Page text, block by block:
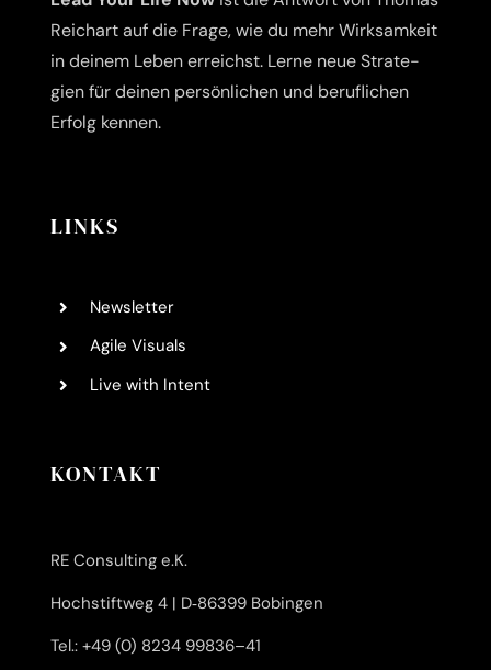
Reich­art auf die Fra­ge, wie du mehr Wirk­sam­keit
in dei­nem Leben erreichst. Ler­ne neue Stra­te­
gien für dei­nen per­sön­li­chen und beruf­li­chen
Erfolg kennen.
LINKS
News­let­ter
Agi­le Visuals
Live with Intent
KONTAKT
RE Con­sul­ting e.K.
Hoch­stift­weg 4 | D‑86399 Bobingen
Tel.: +49 (0) 8234 99836–41